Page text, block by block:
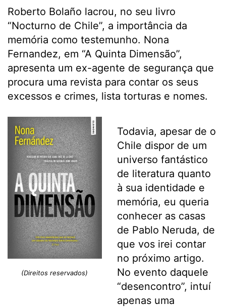
Roberto Bolaño lacrou, no seu livro
“Nocturno de Chile”, a importância da
memória como testemunho. Nona
Fernandez, em “A Quinta Dimensão”,
apresenta um ex-agente de segurança que
procura uma revista para contar os seus
excessos e crimes, lista torturas e nomes.
(Direitos reservados)
Todavia, apesar de o
Chile dispor de um
universo fantástico
de literatura quanto
à sua identidade e
memória, eu queria
conhecer as casas
de Pablo Neruda, de
que vos irei contar
no próximo artigo.
No evento daquele
“desencontro”, intuí
apenas uma